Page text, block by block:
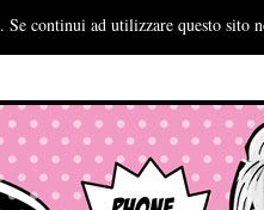
continui ad utilizzare questo sito